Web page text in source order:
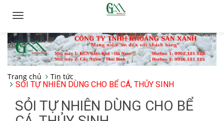
Toggle
Trang chủ
Tin tức
SỎI TỰ NHIÊN DÙNG CHO BỂ CÁ, THỦY SINH
SỎI TỰ NHIÊN DÙNG CHO BỂ